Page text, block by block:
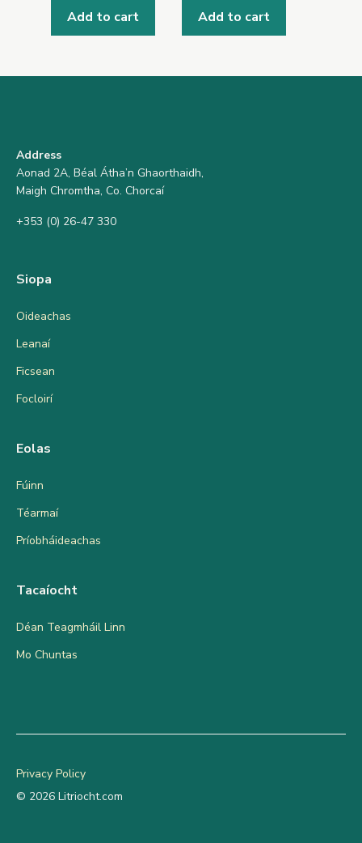
Add to cart Add to cart
Address
Aonad 2A, Béal Átha’n Ghaorthaidh,
Maigh Chromtha, Co. Chorcaí
+353 (0) 26-47 330
Siopa
Oideachas
Leanaí
Ficsean
Focloirí
Eolas
Fúinn
Téarmaí
Príobháideachas
Tacaíocht
Déan Teagmháil Linn
Mo Chuntas
© 2026 Litriocht.com
Privacy Policy